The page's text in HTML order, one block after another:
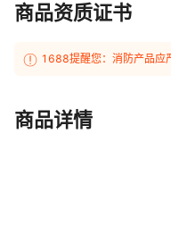
商品资质证书
1688提醒您：消防产品应
商品详情